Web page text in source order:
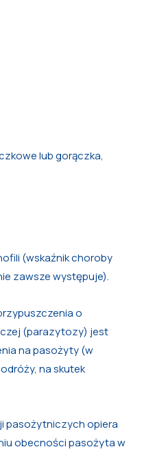
lub gorączka,
(wskaźnik choroby
zawsze występuje).
o
(parazytozy) jest
na pasożyty (w
na skutek
pasożytniczych opiera
obecności pasożyta w